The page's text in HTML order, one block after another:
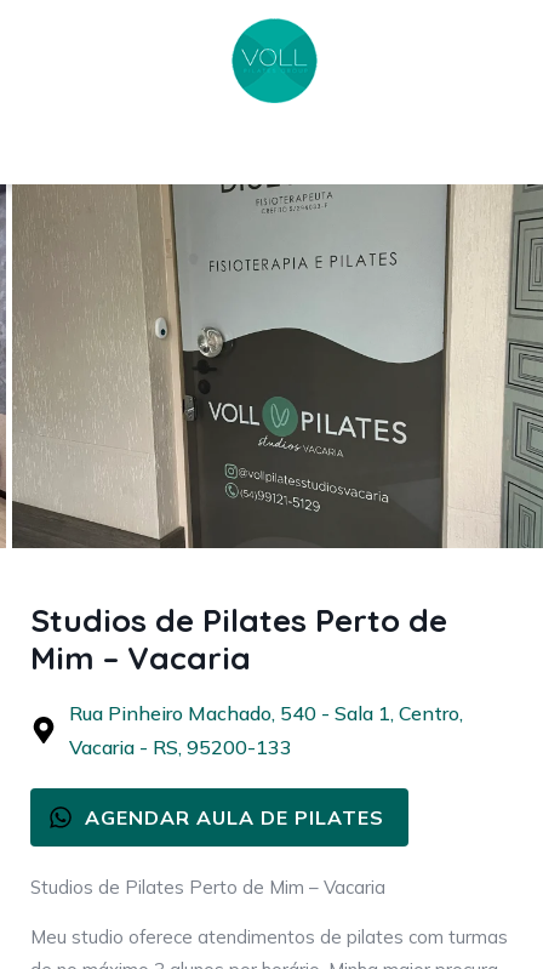
Studios de Pilates Perto de
Mim – Vacaria
Rua Pinheiro Machado, 540 - Sala 1, Centro,
Vacaria - RS, 95200-133
AGENDAR AULA DE PILATES
Studios de Pilates Perto de Mim – Vacaria
Meu studio oferece atendimentos de pilates com turmas